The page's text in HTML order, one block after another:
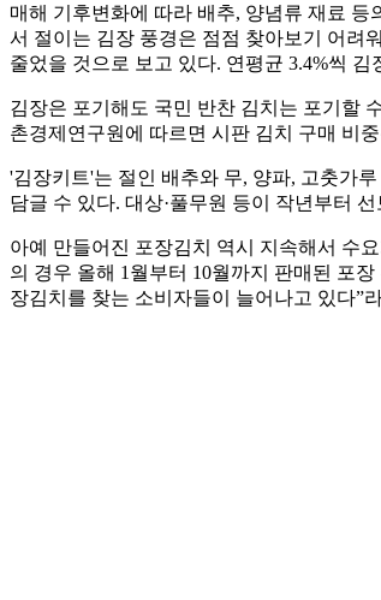
매해 기후변화에 따라 배추, 양념류 재료
서 절이는 김장 풍경은 점점 찾아보기 어려
줄었을 것으로 보고 있다. 연평균 3.4%씩
김장은 포기해도 국민 반찬 김치는 포기할
촌경제연구원에 따르면 시판 김치 구매 비
'김장키트'는 절인 배추와 무, 양파, 고춧가
담글 수 있다. 대상·풀무원 등이 작년부터
아예 만들어진 포장김치 역시 지속해서 수
의 경우 올해 1월부터 10월까지 판매된 포
장김치를 찾는 소비자들이 늘어나고 있다”